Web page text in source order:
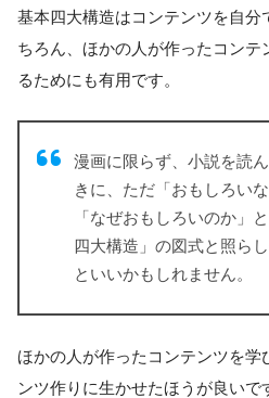
基本四大構造はコンテンツを自分
ちろん、ほかの人が作ったコン
るためにも有用です。
漫画に限らず、小説を読
きに、ただ「おもしろい
「なぜおもしろいのか」
四大構造」の図式と照ら
といいかもしれません。
ほかの人が作ったコンテンツを学
ンツ作りに生かせたほうが良い